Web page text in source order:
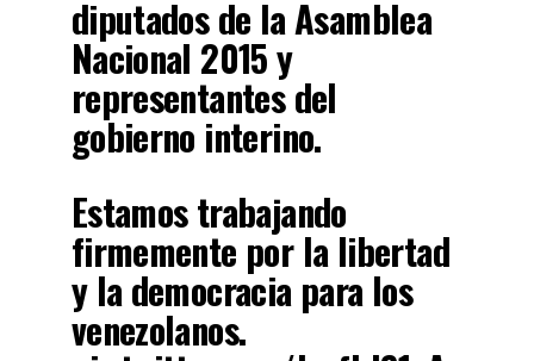
diputados de la Asamblea
Nacional 2015 y
representantes del
gobierno interino.
Estamos trabajando
firmemente por la libertad
y la democracia para los
venezolanos.